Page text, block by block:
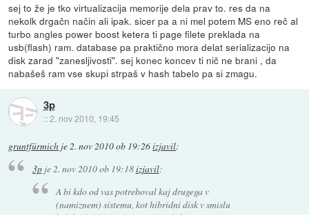
sej to že je tko virtualizacija memorije dela prav to. res da na
nekolk drgačn način ali ipak. sicer pa a ni mel potem MS eno reč al
turbo angles power boost ketera ti page filete preklada na
usb(flash) ram. database pa praktično mora delat serializacijo na
disk zarad "zanesljivosti". sej konec koncev ti nič ne brani , da
nabašeš ram vse skupi strpaš v hash tabelo pa si zmagu.
3p
::2. nov 2010, 19:45
gruntfürmich je 2. nov 2010 ob 19:26izjavil:
3pje2. nov 2010 ob 19:18izjavil:
A bi kdo od vas potreboval kaj drugega v
(namiznem) sistemu, kot hibridni disk v smislu